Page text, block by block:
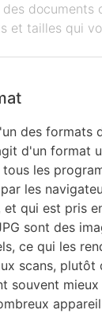
documents
et tailles qui
des formats
d'un format
les
les
qui est pris
sont des
ce qui les
scans, plutôt
souvent